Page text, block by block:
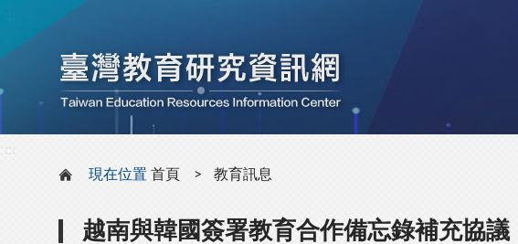
現在位置 首頁 教育訊息
越南與韓國簽署教育合作備忘錄補充協議